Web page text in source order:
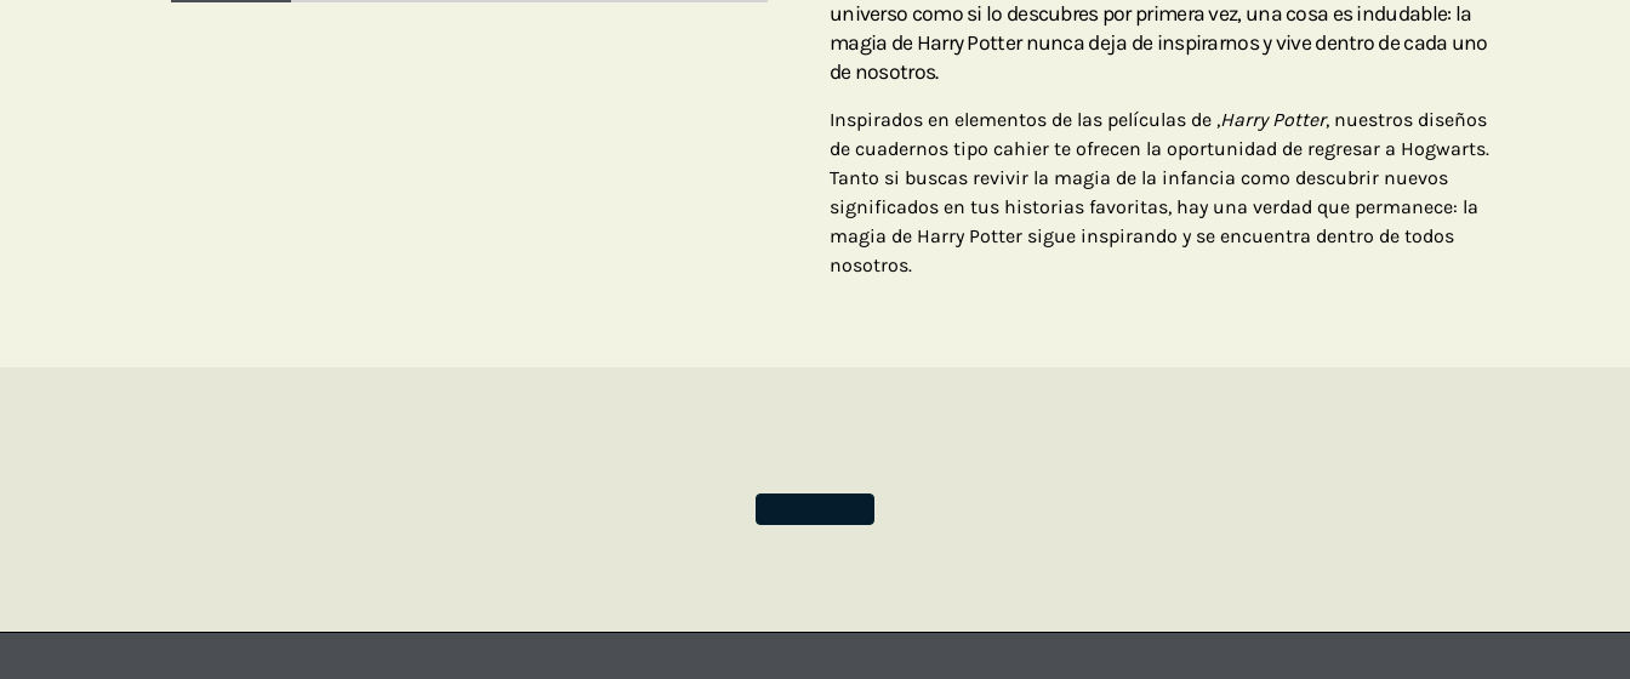
universo como si lo descubres por primera vez, una cosa es indudable: la
magia de Harry Potter nunca deja de inspirarnos y vive dentro de cada uno
de nosotros.
Inspirados en elementos de las películas de ,Harry Potter, nuestros diseños
de cuadernos tipo cahier te ofrecen la oportunidad de regresar a Hogwarts.
Tanto si buscas revivir la magia de la infancia como descubrir nuevos
significados en tus historias favoritas, hay una verdad que permanece: la
magia de Harry Potter sigue inspirando y se encuentra dentro de todos
nosotros.